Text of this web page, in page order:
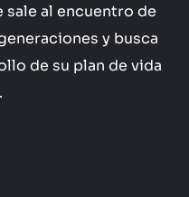
sale al encuentro de
y busca
de su plan de vida